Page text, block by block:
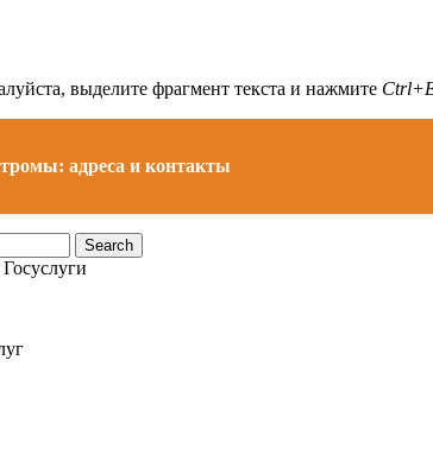
выделите фрагмент текста и нажмите
адреса и контакты
Search